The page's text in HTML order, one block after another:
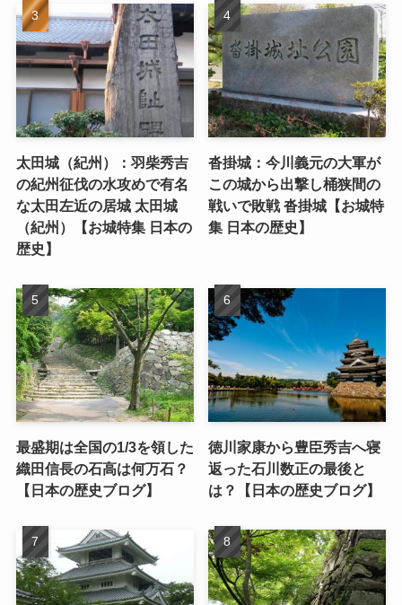
太田城（紀州）：羽柴秀吉
の紀州征伐の水攻めで有名
な太田左近の居城 太田城
（紀州）【お城特集 日本の
歴史】
沓掛城：今川義元の大軍が
この城から出撃し桶狭間の
戦いで敗戦 沓掛城【お城特
集 日本の歴史】
最盛期は全国の1/3を領した
織田信長の石高は何万石？
【日本の歴史ブログ】
徳川家康から豊臣秀吉へ寝
返った石川数正の最後と
は？【日本の歴史ブログ】